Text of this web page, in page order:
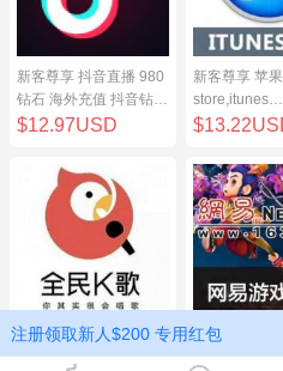
新客尊享 抖音直播 980
钻石 海外充值 抖音钻石
（原抖币）98元
$12.97USD
新客尊享 苹
store,itunes
新客尊享 全民K歌100
元 1000K币（填写全民
网易点数1000
充/寄售) 网易
注册领取新人$200 专用红包